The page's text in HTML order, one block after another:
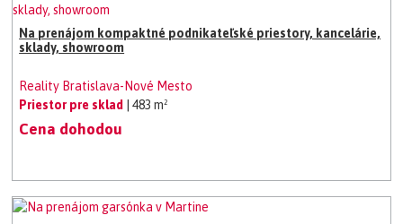
Na prenájom kompaktné podnikateľské priestory, kancelárie,
sklady, showroom
Reality Bratislava-Nové Mesto
Priestor pre sklad
| 483 m²
Cena dohodou